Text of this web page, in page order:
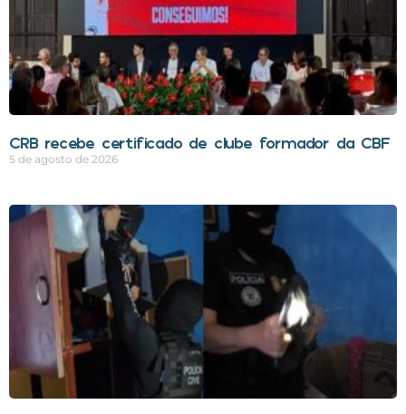
CRB recebe certificado de clube formador da CBF
5 de agosto de 2026